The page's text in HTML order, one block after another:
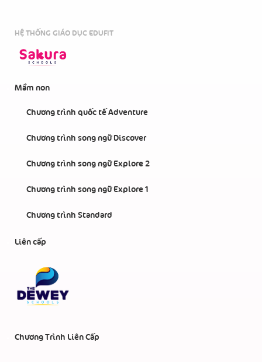
HỆ THỐNG GIÁO DỤC EDUFIT
Mầm non
Chương trình quốc tế Adventure
Chương trình song ngữ Discover
Chương trình song ngữ Explore 2
Chương trình song ngữ Explore 1
Chương trình Standard
Liên cấp
Chương Trình Liên Cấp